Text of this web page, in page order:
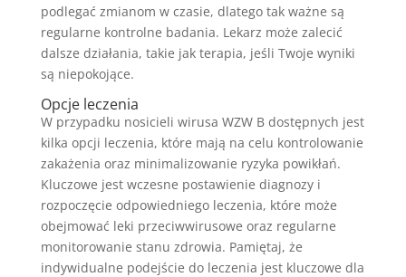
podlegać zmianom w czasie, dlatego tak ważne są
regularne kontrolne badania. Lekarz może zalecić
dalsze działania, takie jak terapia, jeśli Twoje wyniki
są niepokojące.
Opcje leczenia
W przypadku nosicieli wirusa WZW B dostępnych jest
kilka opcji leczenia, które mają na celu kontrolowanie
zakażenia oraz minimalizowanie ryzyka powikłań.
Kluczowe jest wczesne postawienie diagnozy i
rozpoczęcie odpowiedniego leczenia, które może
obejmować leki przeciwwirusowe oraz regularne
monitorowanie stanu zdrowia. Pamiętaj, że
indywidualne podejście do leczenia jest kluczowe dla